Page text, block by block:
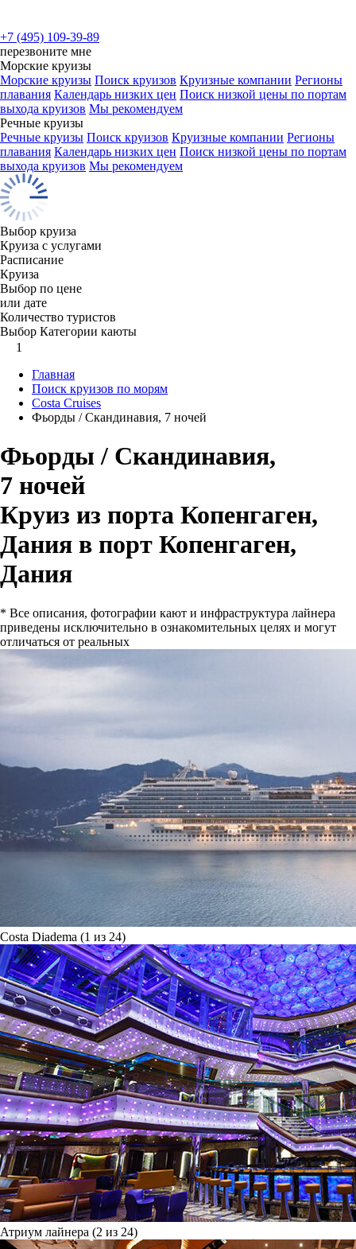
+7 (495) 109-39-89
перезвоните мне
Морские круизы
Морские круизы Поиск круизов Круизные компании Регионы
плавания Календарь низких цен Поиск низкой цены по портам
выхода круизов Мы рекомендуем
Речные круизы
Речные круизы Поиск круизов Круизные компании Регионы
плавания Календарь низких цен Поиск низкой цены по портам
выхода круизов Мы рекомендуем
Выбор круиза
Круиза с услугами
Расписание
Круиза
Выбор по цене
или дате
Количество туристов
Выбор Категории каюты
1
Главная
Поиск круизов по морям
Costa Cruises
Фьорды / Скандинавия, 7 ночей
Фьорды / Скандинавия,
7 ночей
Круиз из порта Копенгаген,
Дания в порт Копенгаген,
Дания
* Все описания, фотографии кают и инфраструктура лайнера
приведены исключительно в ознакомительных целях и могут
отличаться от реальных
Costa Diadema (1 из 24)
Атриум лайнера (2 из 24)